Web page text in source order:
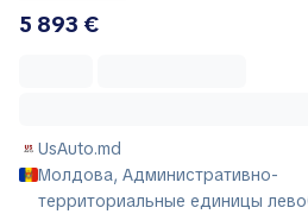
5 893 €
UsAuto.md
Молдова, Административно-
территориальные единицы